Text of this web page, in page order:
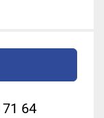
64